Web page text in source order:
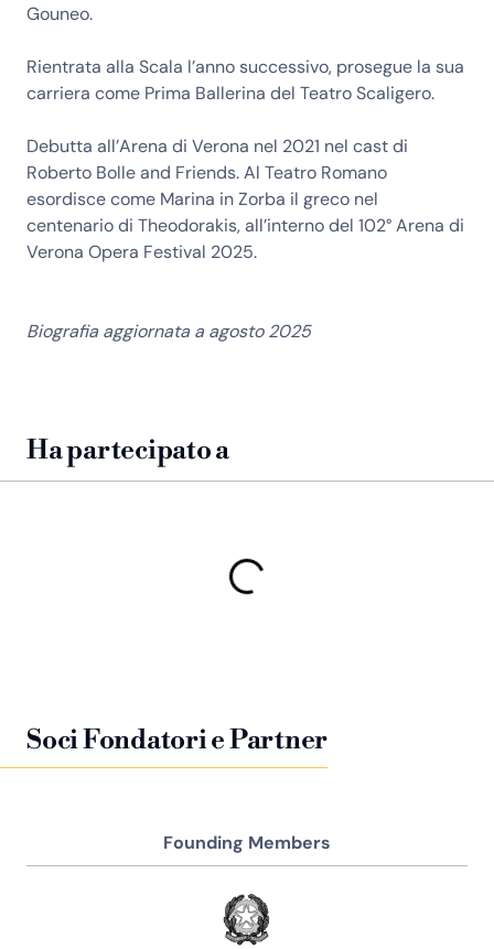
Gouneo.
Rientrata alla Scala l’anno successivo, prosegue la sua
carriera come Prima Ballerina del Teatro Scaligero.
Debutta all’Arena di Verona nel 2021 nel cast di
Roberto Bolle and Friends. Al Teatro Romano
esordisce come Marina in Zorba il greco nel
centenario di Theodorakis, all’interno del 102° Arena di
Verona Opera Festival 2025.
Biografia aggiornata a agosto 2025
Ha partecipato a
Soci Fondatori e Partner
Founding Members